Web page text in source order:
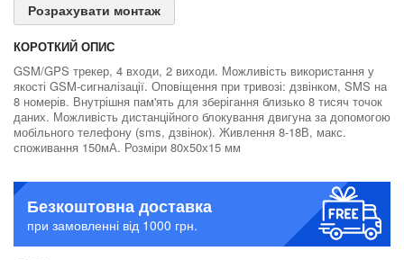
Розрахувати монтаж
КОРОТКИЙ ОПИС
GSM/GPS трекер, 4 входи, 2 виходи. Можливість використання у
якості GSM-сигналізації. Оповіщення при тривозі: дзвінком, SMS на
8 номерів. Внутрішня пам'ять для зберігання близько 8 тисяч точок
даних. Можливість дистанційного блокування двигуна за допомогою
мобільного телефону (sms, дзвінок). Живлення 8-18В, макс.
споживання 150мА. Розміри 80х50х15 мм
Безкоштовна доставка
при замовленні від 1000 грн.